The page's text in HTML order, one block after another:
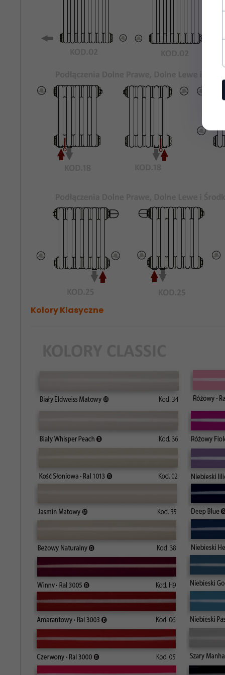
Kolory Klasyczne
Bocznych:
Maksymalne
Ciśnienie
Temperatura
Pracy: